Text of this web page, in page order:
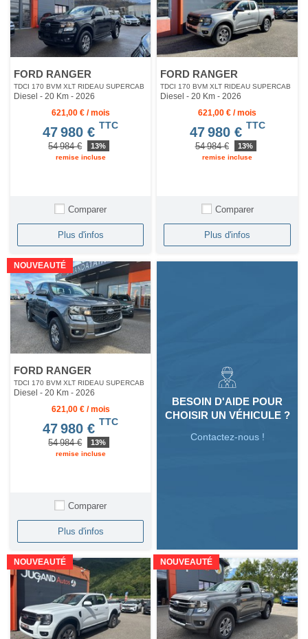
FORD RANGER
TDCI 170 BVM XLT RIDEAU SUPERCAB
Diesel - 20 Km - 2026
621,00 € / mois
47 980 € TTC
54 984 € 13%
remise incluse
Comparer
Plus d'infos
FORD RANGER
TDCI 170 BVM XLT RIDEAU SUPERCAB
Diesel - 20 Km- 2026
621,00 € / mois
47 980 € TTC
54 984 € 13%
remise incluse
Comparer
Plus d'infos
NOUVEAUTÉ
FORD RANGER
TDCI 170 BVM XLT RIDEAU SUPERCAB
Diesel - 20 Km - 2026
621,00 € / mois
47 980 € TTC
54 984 € 13%
remise incluse
Comparer
Plus d'infos
BESOIN D'AIDE POUR
CHOISIR UN VÉHICULE ?
Contactez-nous !
NOUVEAUTÉ NOUVEAUTÉ